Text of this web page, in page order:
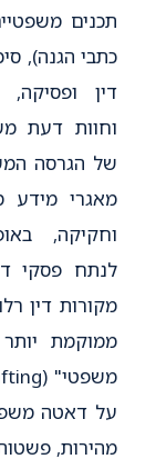
תכנים
כתבי הגנה),
דין ופסיקה,
וחוות דעת
של הגרסה
מאגרי מידע
וחקיקה,
לנתח פסקי
מקורות דין
ממוקמת
על דאטה
מהירות,